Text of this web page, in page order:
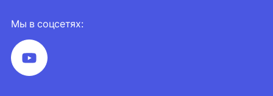
Мы в соцсетях: